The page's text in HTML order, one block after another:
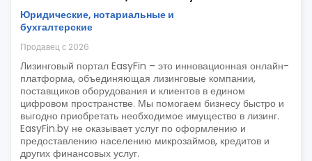
Юридические, нотариальные и
бухгалтерские
Продавец с 2026
Лизинговый портал EasyFin – это инновационная онлайн-
платформа, объединяющая лизинговые компании,
поставщиков оборудования и клиентов в едином
цифровом пространстве. Мы помогаем бизнесу быстро и
выгодно приобретать необходимое имущество в лизинг.
EasyFin.by не оказывает услуг по оформлению и
предоставлению населению микрозаймов, кредитов и
других финансовых услуг.